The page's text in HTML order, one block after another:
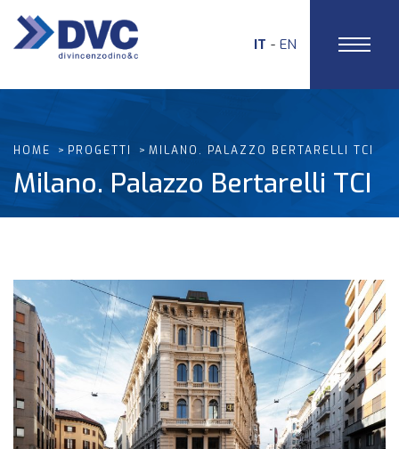
IT EN
HOME PROGETTI MILANO. PALAZZO BERTARELLI TCI
Milano. Palazzo Bertarelli TCI